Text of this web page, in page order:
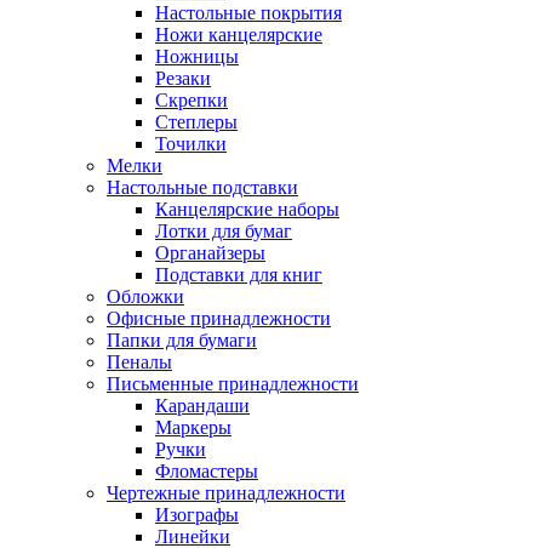
Настольные покрытия
Ножи канцелярские
Ножницы
Резаки
Скрепки
Степлеры
Точилки
Мелки
Настольные подставки
Канцелярские наборы
Лотки для бумаг
Органайзеры
Подставки для книг
Обложки
Офисные принадлежности
Папки для бумаги
Пеналы
Письменные принадлежности
Карандаши
Маркеры
Ручки
Фломастеры
Чертежные принадлежности
Изографы
Линейки